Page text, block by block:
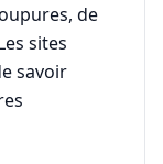
de
sites
savoir